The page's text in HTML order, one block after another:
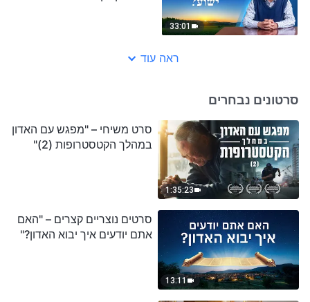
33:01
ראה עוד
סרטונים נבחרים
1:35:23
סרט משיחי – "מפגש עם האדון
במהלך הקטסטרופות (2)"
13:11
סרטים נוצריים קצרים – "האם
אתם יודעים איך יבוא האדון?"